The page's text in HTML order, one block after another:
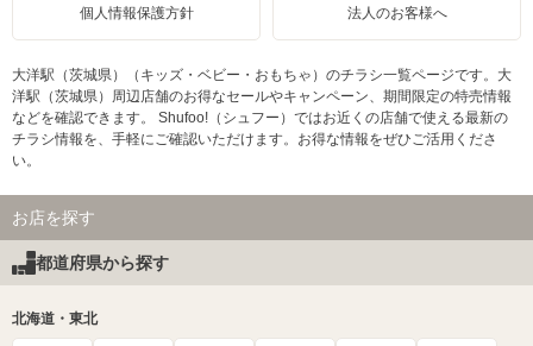
個人情報保護方針 法人のお客様へ
大洋駅（茨城県）（キッズ・ベビー・おもちゃ）のチラシ一覧ページです。大
洋駅（茨城県）周辺店舗のお得なセールやキャンペーン、期間限定の特売情報
などを確認できます。 Shufoo!（シュフー）ではお近くの店舗で使える最新の
チラシ情報を、手軽にご確認いただけます。お得な情報をぜひご活用くださ
い。
お店を探す
都道府県から探す
北海道・東北